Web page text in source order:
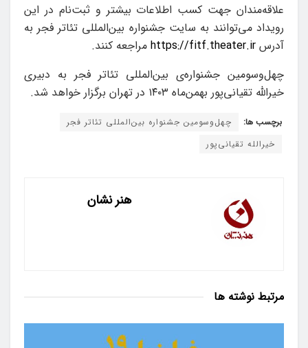
علاقه‌مندان جهت کسب اطلاعات بیشتر و ثبت‌نام در این
رویداد می‌توانند به سایت جشنواره بین‌المللی تئاتر فجر به
آدرس https://fitf.theater.ir مراجعه کنند.
چهل‌و‌سومین جشنواره‌ی بین‌المللی تئاتر فجر به دبیری
خیرالله تقیانی‌پور بهمن‌ماه ۱۴۰۳ در تهران برگزار خواهد شد.
برچسب ها:
چهل‌وسومین جشنواره بین‌المللی تئاتر فجر
خیرالله تقیانی‌پور
هنر نشان
مرتبط نوشته ها